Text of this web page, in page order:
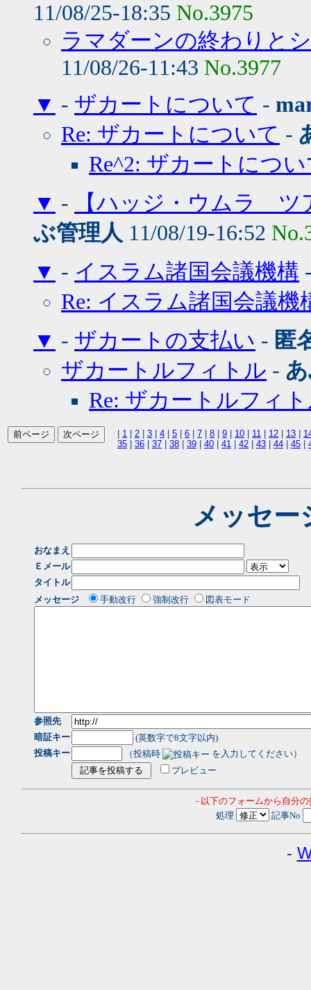
11/08/25-18:35 No.3975
ラマダーンの終わりと
11/08/26-11:43 No.3977
▼ - ザカートについて -
Re: ザカートについて -
Re^2: ザカートにつ
▼ -
【ハッジ・ウムラ ツ
ぶ管理人 11/08/19-16:52
▼ - イスラム諸国会議機構
Re: イスラム諸国会議機
▼ - ザカートの支払い - 匿
ザカートルフィトル -
Re: ザカートルフィ
1 2 3 4 5 6 7 8 9 10 11 12 13
35
36 37 38 39 40 41 42 43 44 45
メッセー
おなまえ
Ｅメール
タイトル
メッセージ
手動改行 強制改行 図表モード
参照先
暗証キー
(英数字で8文字以内)
投稿キー
（投稿時
を入力してください）
プレビュー
- 以下のフォームから自分
処理
記事No
-